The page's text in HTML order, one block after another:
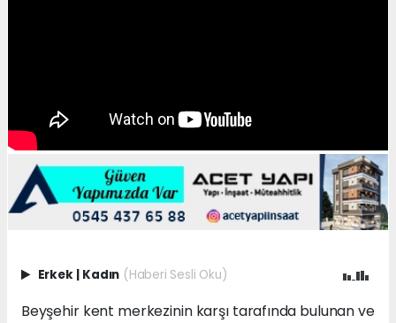
Erkek Kadın (Haberi Sesli Oku)
Beyşehir kent merkezinin karşı tarafında bulunan ve